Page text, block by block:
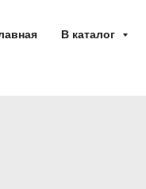
В каталог